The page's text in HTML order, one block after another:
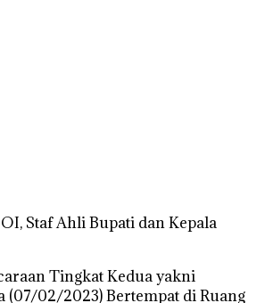
Staf Ahli Bupati dan Kepala
Tingkat Kedua yakni
(07/02/2023) Bertempat di Ruang